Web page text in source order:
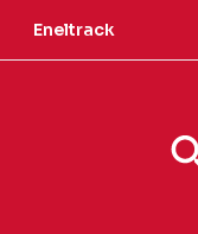
Eneltrack